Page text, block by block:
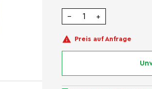
− +
Preis auf Anfrage